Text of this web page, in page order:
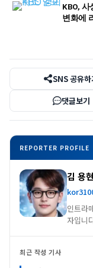
KBO,
변화에
SNS 공유하
댓글보기
REPORTER PROFILE
김 용현
인트라
자입니
최근 작성 기사